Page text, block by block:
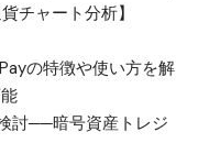
チャート分析】
の特徴や使い方を解
討──暗号資産トレジ